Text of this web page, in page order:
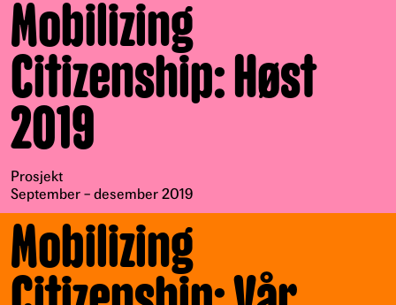
Mobilizing
Citizenship: Høst
2019
Prosjekt
September – desember 2019
Mobilizing